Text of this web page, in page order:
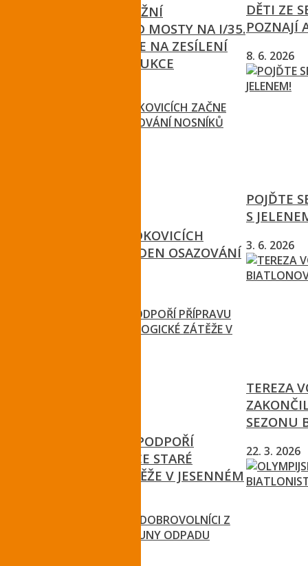
ŘSD ZAVŘE OKRUŽNÍ
KŘIŽOVATKU POD MOSTY NA I/35.
POKRAČUJÍ PRÁCE NA ZESÍLENÍ
MOSTNÍ KONSTRUKCE
NA MOSTĚ V HODKOVICÍCH
ZAČNE PŘÍŠTÍ TÝDEN OSAZOVÁNÍ
LIBERECKÝ KRAJ PODPOŘÍ
PŘÍPRAVU SANACE STARÉ
EKOLOGICKÉ ZÁTĚŽE V JESENNÉM
DĚTI ZE
POZNAJÍ
8. 6. 2026
POJĎTE
S
3. 6. 2026
TEREZA
SEZONU
22. 3. 2026